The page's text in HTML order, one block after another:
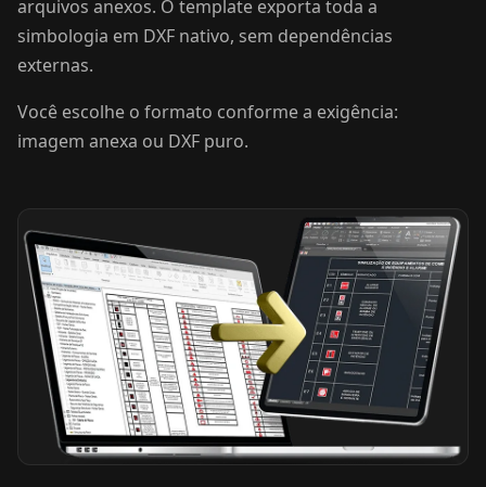
arquivos anexos. O template exporta toda a
simbologia em DXF nativo, sem dependências
externas.
Você escolhe o formato conforme a exigência:
imagem anexa ou DXF puro.